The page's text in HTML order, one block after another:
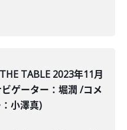
TABLE 2023年11月
ゲーター：堀潤 /コメ
小澤真)